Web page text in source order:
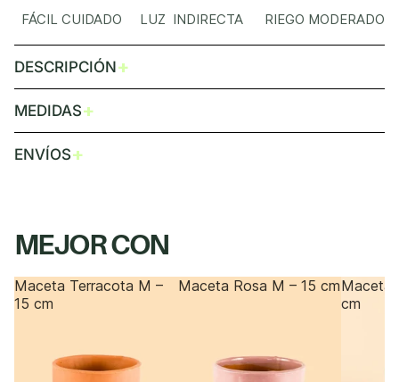
FÁCIL CUIDADO LUZ INDIRECTA RIEGO MODERADO
DESCRIPCIÓN+
MEDIDAS+
ENVÍOS+
MEJOR CON
Maceta Terracota M –
15 cm
Maceta Rosa M – 15 cmMaceta
cm